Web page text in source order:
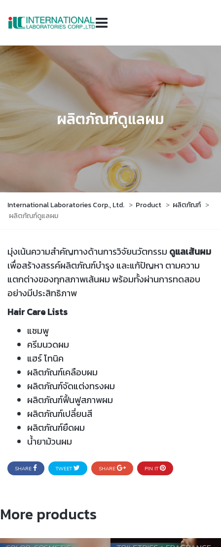
ผลิตภัณฑ์ดูแลผม
International Laboratories Corp., Ltd. > Product > ผลิตภัณฑ์ >
ผลิตภัณฑ์ดูแลผม
มุ่งเน้นความสำคัญทางด้านการวิจัยนวัตกรรม ดูแลเส้นผม
เพื่อสร้างสรรค์ผลิตภัณฑ์บำรุง และแก้ปัญหา ตามความ
แตกต่างของทุกสภาพเส้นผม พร้อมทั้งผ่านการทดสอบ
อย่างมีประสิทธิภาพ
Hair Care Lists
แชมพู
ครีมนวดผม
แฮร์ โทนิค
ผลิตภัณฑ์เคลือบผม
ผลิตภัณฑ์จัดแต่งทรงผม
ผลิตภัณฑ์ฟื้นฟูสภาพผม
ผลิตภัณฑ์เปลี่ยนสี
ผลิตภัณฑ์ยืดผม
น้ำยาม้วนผม
SHARE TWEET SHARE PIN IT
More products